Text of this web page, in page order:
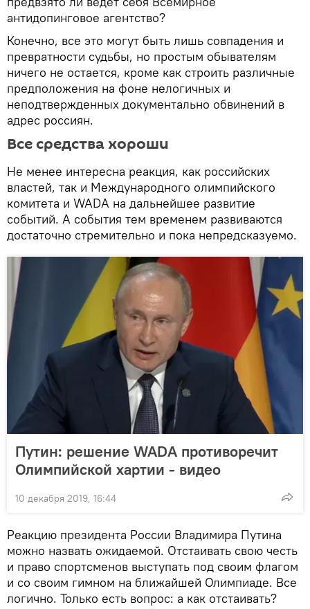
антидопинговое агентство?
Конечно, все это могут быть лишь совпадения и
превратности судьбы, но простым обывателям
ничего не остается, кроме как строить различные
предположения на фоне нелогичных и
неподтвержденных документально обвинений в
адрес россиян.
Все средства хороши
Не менее интересна реакция, как российских
властей, так и Международного олимпийского
комитета и WADA на дальнейшее развитие
событий. А события тем временем развиваются
достаточно стремительно и пока непредсказуемо.
Путин: решение WADA противоречит
Олимпийской хартии - видео
10 декабря 2019, 16:44
Реакцию президента России Владимира Путина
можно назвать ожидаемой. Отстаивать свою честь
и право спортсменов выступать под своим флагом
и со своим гимном на ближайшей Олимпиаде. Все
логично. Только есть вопрос: а как отстаивать?